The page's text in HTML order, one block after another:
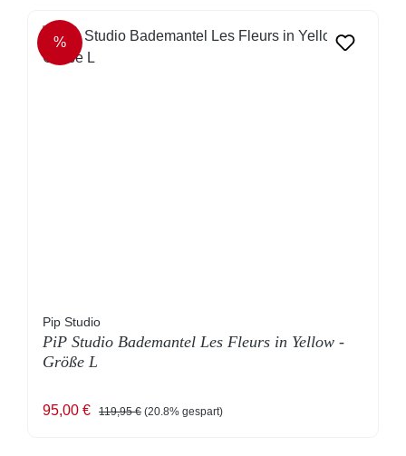
RABATT
%
Pip Studio
PiP Studio Bademantel Les Fleurs in Yellow -
Größe L
Verkaufspreis:
95,00 € Regulärer Preis:
119,95 € (20.8% gespart)